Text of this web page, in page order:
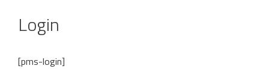
Login
[pms-login]